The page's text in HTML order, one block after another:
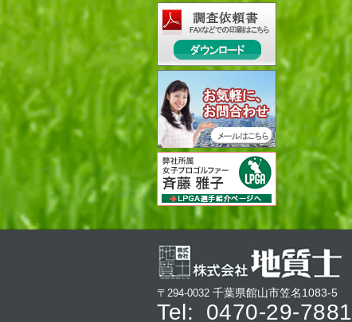
〒294-0032 千葉県館山市笠名1083-5
Tel: 0470-29-7881